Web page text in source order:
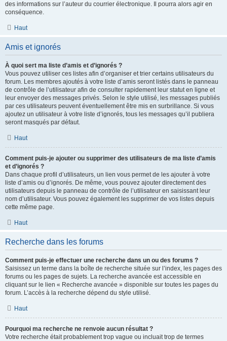
des informations sur l’auteur du courrier électronique. Il pourra alors agir en
conséquence.
Haut
Amis et ignorés
À quoi sert ma liste d’amis et d’ignorés ?
Vous pouvez utiliser ces listes afin d’organiser et trier certains utilisateurs du
forum. Les membres ajoutés à votre liste d’amis seront listés dans le panneau
de contrôle de l’utilisateur afin de consulter rapidement leur statut en ligne et
leur envoyer des messages privés. Selon le style utilisé, les messages publiés
par ces utilisateurs peuvent éventuellement être mis en surbrillance. Si vous
ajoutez un utilisateur à votre liste d’ignorés, tous les messages qu’il publiera
seront masqués par défaut.
Haut
Comment puis-je ajouter ou supprimer des utilisateurs de ma liste d’amis
et d’ignorés ?
Dans chaque profil d’utilisateurs, un lien vous permet de les ajouter à votre
liste d’amis ou d’ignorés. De même, vous pouvez ajouter directement des
utilisateurs depuis le panneau de contrôle de l’utilisateur en saisissant leur
nom d’utilisateur. Vous pouvez également les supprimer de vos listes depuis
cette même page.
Haut
Recherche dans les forums
Comment puis-je effectuer une recherche dans un ou des forums ?
Saisissez un terme dans la boîte de recherche située sur l’index, les pages des
forums ou les pages de sujets. La recherche avancée est accessible en
cliquant sur le lien « Recherche avancée » disponible sur toutes les pages du
forum. L’accès à la recherche dépend du style utilisé.
Haut
Pourquoi ma recherche ne renvoie aucun résultat ?
Votre recherche était probablement trop vague ou incluait trop de termes